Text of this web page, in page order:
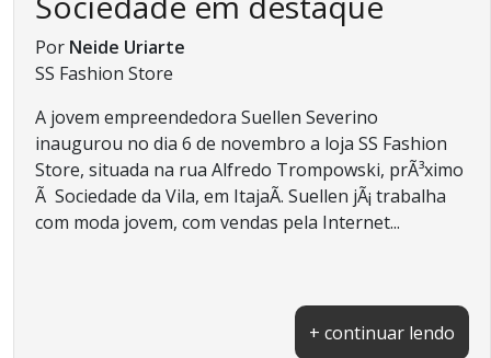
Por Neide Uriarte
SS Fashion Store
A jovem empreendedora Suellen Severino
inaugurou no dia 6 de novembro a loja SS Fashion
Store, situada na rua Alfredo Trompowski, prÃ³ximo
Ã Sociedade da Vila, em ItajaÃ­. Suellen jÃ¡ trabalha
com moda jovem, com vendas pela Internet...
+ continuar lendo